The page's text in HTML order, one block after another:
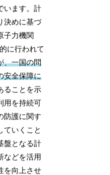
います。計
決めに基づ
子力機関
に行われて
、一国の問
安全保障に
ることを示
用を持続可
防護に関す
ていくこと
盤となる計
などを活用
を向上させ